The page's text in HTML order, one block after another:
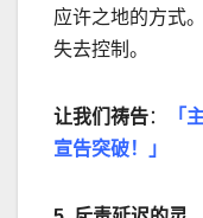
应许之地的方式
失去控制。
让我们祷告：
「
宣告突破！」